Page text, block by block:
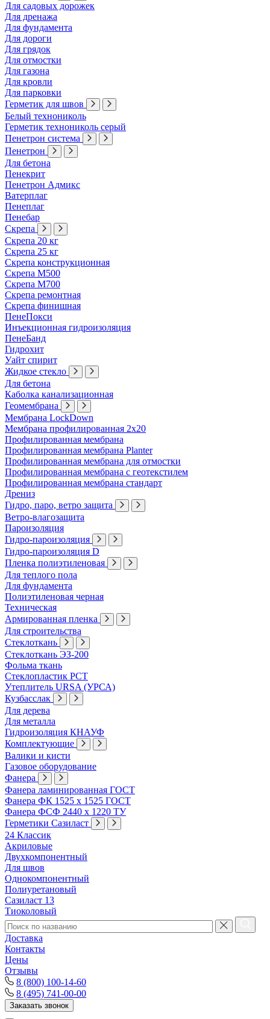
Для садовых дорожек
Для дренажа
Для фундамента
Для дороги
Для грядок
Для отмостки
Для газона
Для кровли
Для парковки
Герметик для швов
Белый технониколь
Герметик технониколь серый
Пенетрон система
Пенетрон
Для бетона
Пенекрит
Пенетрон Адмикс
Ватерплаг
Пенеплаг
Пенебар
Скрепа
Скрепа 20 кг
Скрепа 25 кг
Скрепа конструкционная
Скрепа М500
Скрепа М700
Скрепа ремонтная
Скрепа финишная
ПенеПокси
Инъекционная гидроизоляция
ПенеБанд
Гидрохит
Уайт спирит
Жидкое стекло
Для бетона
Каболка канализационная
Геомембрана
Мембрана LockDown
Мембрана профилированная 2х20
Профилированная мембрана
Профилированная мембрана Planter
Профилированная мембрана для отмостки
Профилированная мембрана с геотекстилем
Профилированная мембрана стандарт
Дрениз
Гидро, паро, ветро защита
Ветро-влагозащита
Пароизоляция
Гидро-пароизоляция
Гидро-пароизоляция D
Пленка полиэтиленовая
Для теплого пола
Для фундамента
Полиэтиленовая черная
Техническая
Армированная пленка
Для строительства
Стеклоткань
Стеклоткань ЭЗ-200
Фольма ткань
Стеклопластик РСТ
Утеплитель URSA (УРСА)
Кузбасслак
Для дерева
Для металла
Гидроизоляция КНАУФ
Комплектующие
Валики и кисти
Газовое оборудование
Фанера
Фанера ламинированная ГОСТ
Фанера ФК 1525 х 1525 ГОСТ
Фанера ФСФ 2440 х 1220 ТУ
Герметики Сазиласт
24 Классик
Акриловые
Двухкомпонентный
Для швов
Однокомпонентный
Полиуретановый
Сазиласт 13
Тиоколовый
Доставка
Контакты
Цены
Отзывы
8 (800) 100-14-60
8 (495) 741-00-00
Заказать звонок